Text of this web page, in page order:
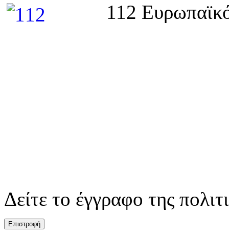
112
Δείτε το έγγραφο της